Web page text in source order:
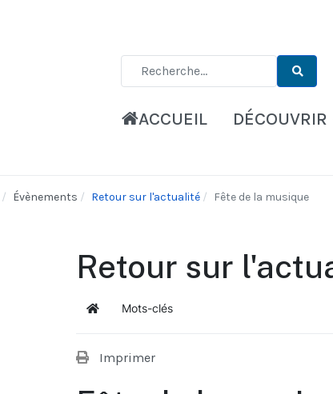
ACCUEIL DÉCOUVRIR
Évènements Retour sur l'actualité Fête de la musique
Retour sur
AccueilMots-clés
Imprimer